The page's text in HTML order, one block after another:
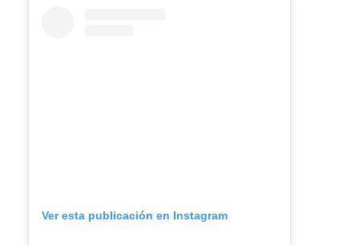
Ver esta publicación en Instagram